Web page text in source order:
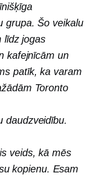
grupa. Šo veikalu
līdz jogas
kafejnīcām un
patīk, ka varam
Toronto
daudzveidību.
veids, kā mēs
kopienu. Esam